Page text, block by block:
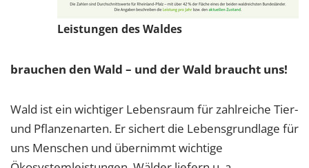
Leistungen des Waldes
brauchen den Wald – und der Wald braucht uns!
Wald ist ein wichtiger Lebensraum für zahlreiche Tier-
und Pflanzenarten. Er sichert die Lebensgrundlage für
uns Menschen und übernimmt wichtige
Zweck:
Einverständnis-Optionen des Benutzers
1 Jahr
EXTERNE MEDIEN
Um Inhalte von Videoplattformen und Social Media